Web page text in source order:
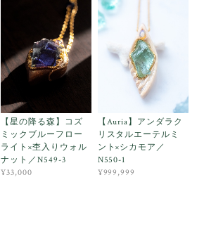
【星の降る森】コズ
ミックブルーフロー
ライト×杢入りウォル
ナット／N549-3
¥33,000
【Auria】アンダラク
リスタルエーテルミ
ント×シカモア／
N550-1
¥999,999